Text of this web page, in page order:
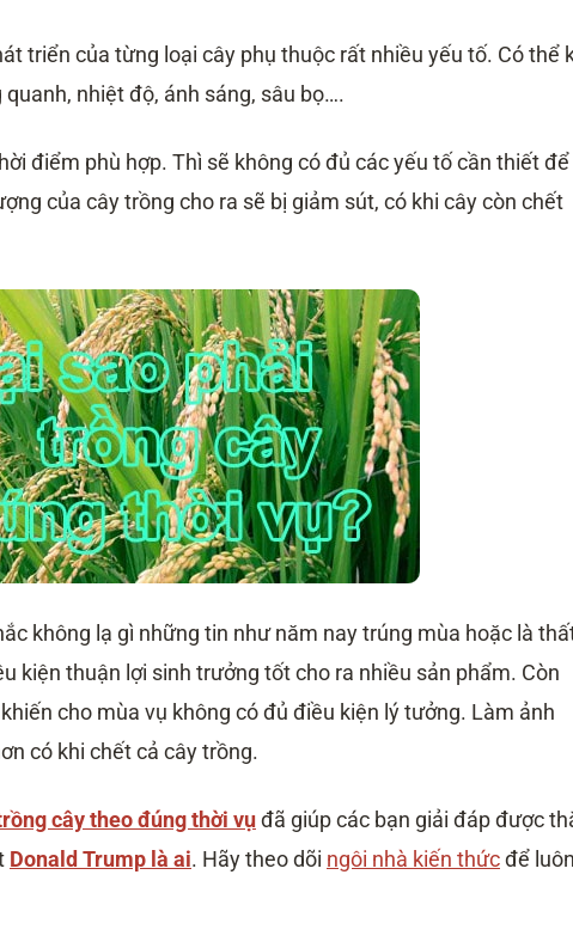
triển của từng loại cây phụ thuộc rất nhiều yếu tố. Có thể
nhiệt độ, ánh sáng, sâu bọ….
điểm phù hợp. Thì sẽ không có đủ các yếu tố cần thiết để
của cây trồng cho ra sẽ bị giảm sút, có khi cây còn chết
không lạ gì những tin như năm nay trúng mùa hoặc là
kiện thuận lợi sinh trưởng tốt cho ra nhiều sản phẩm. Còn
cho mùa vụ không có đủ điều kiện lý tưởng. Làm ảnh
có khi chết cả cây trồng.
cây theo đúng thời vụđã giúp các bạn giải đáp được
Donald Trump là ai. Hãy theo dõi ngôi nhà kiến thứcđể